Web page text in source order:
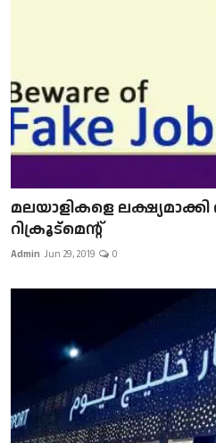
മലയാളികളെ
റിക്രൂട്മെന്റ്
Admin Jun 29, 2019 0